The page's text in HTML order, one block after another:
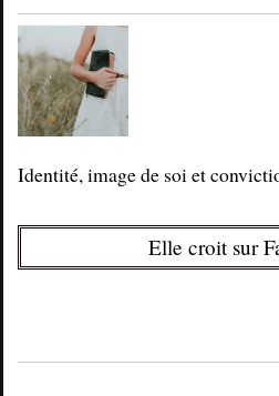
Identité, image de soi et
Elle croit sur